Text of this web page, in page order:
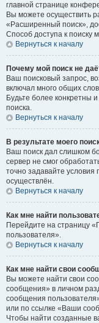
главной странице
Вы можете осуществить
«Расширенный поиск»,
Способ доступа к поиску
Вернуться к началу
Почему мой поиск не
Ваш поисковый запрос,
включал много общих
Будьте более конкретны
поиска.
Вернуться к началу
В результате моего
Ваш поиск дал слишком
сервер не смог
точно задавайте
осуществлён.
Вернуться к началу
Как мне найти
Перейдите на страницу
пользователя».
Вернуться к началу
Как мне найти свои
Вы можете найти свои
сообщения» в личном
сообщения
или по ссылке «Ваши
Чтобы найти созданные